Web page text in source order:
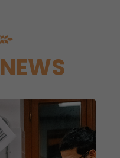
NEWS